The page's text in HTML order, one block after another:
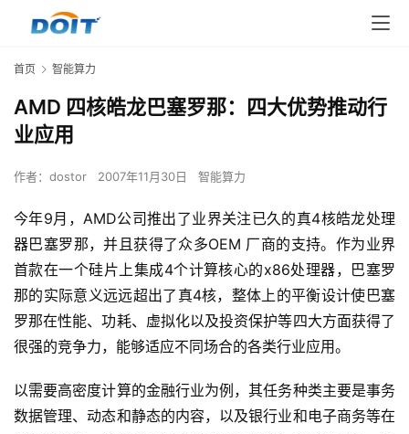
首页 智能算力
AMD 四核皓龙巴塞罗那：四大优势推动行
业应用
作者： dostor 2007年11月30日 智能算力
今年9月，AMD公司推出了业界关注已久的真4核皓龙处理
器巴塞罗那，并且获得了众多OEM 厂商的支持。作为业界
首款在一个硅片上集成4个计算核心的x86处理器，巴塞罗
那的实际意义远远超出了真4核，整体上的平衡设计使巴塞
罗那在性能、功耗、虚拟化以及投资保护等四大方面获得了
很强的竞争力，能够适应不同场合的各类行业应用。
以需要高密度计算的金融行业为例，其任务种类主要是事务
数据管理、动态和静态的内容，以及银行业和电子商务等在